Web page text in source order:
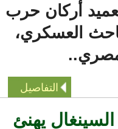
أركان حرب
العسكري،
التفاصيل
يهنئ